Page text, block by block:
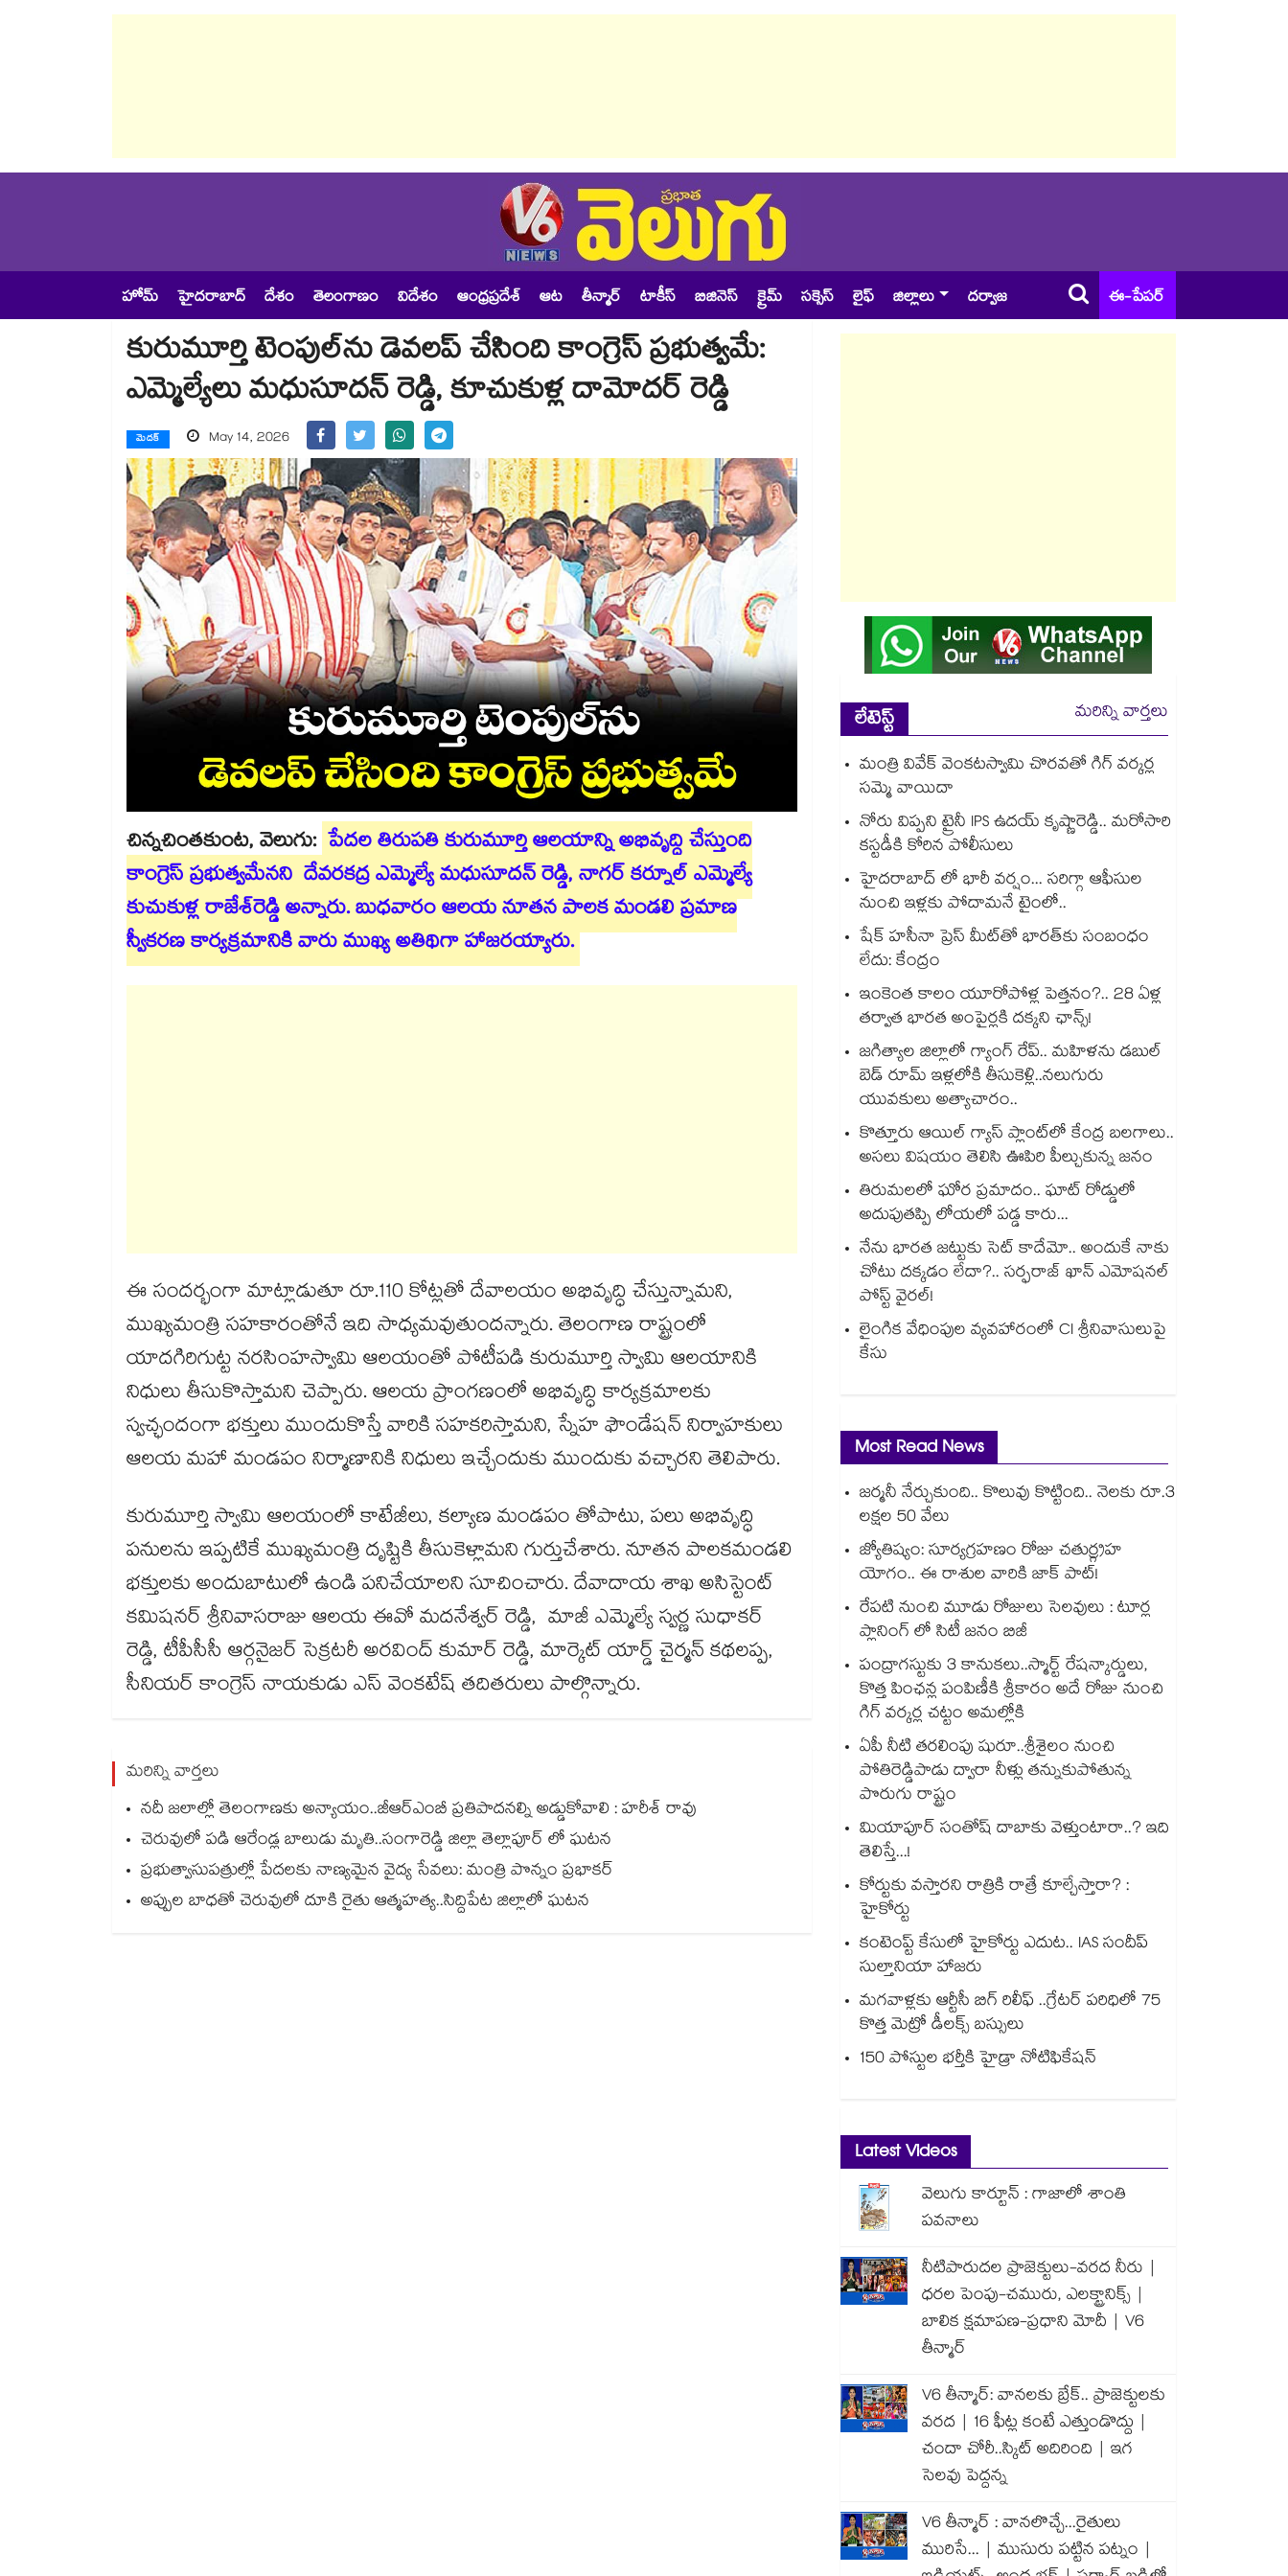
హోమ్ హైదరాబాద్ దేశం తెలంగాణం విదేశం ఆంధ్రప్రదేశ్ ఆట తీన్మార్ టాకీస్ బిజినెస్ క్రైమ్ సక్సెస్ లైఫ్ జిల్లాలు దర్వాజ ఈ-పేపర్
కురుమూర్తి టెంపుల్⁭ను డెవలప్ చేసింది కాంగ్రెస్ ప్రభుత్వమే:
ఎమ్మెల్యేలు మధుసూదన్ రెడ్డి, కూచుకుళ్ల దామోదర్ రెడ్డి
మెదక్ May 14, 2026
చిన్నచింతకుంట, వెలుగు: పేదల తిరుపతి కురుమూర్తి ఆలయాన్ని అభివృద్ధి చేస్తుంది
కాంగ్రెస్ ప్రభుత్వమేనని దేవరకద్ర ఎమ్మెల్యే మధుసూదన్ రెడ్డి, నాగర్ కర్నూల్ ఎమ్మెల్యే
కుచుకుళ్ల రాజేశ్​రెడ్డి అన్నారు. బుధవారం ఆలయ నూతన పాలక మండలి ప్రమాణ
స్వీకరణ కార్యక్రమానికి వారు ముఖ్య అతిథిగా హాజరయ్యారు.
ఈ సందర్భంగా మాట్లాడుతూ రూ.110 కోట్లతో దేవాలయం అభివృద్ధి చేస్తున్నామని,
ముఖ్యమంత్రి సహకారంతోనే ఇది సాధ్యమవుతుందన్నారు. తెలంగాణ రాష్ట్రంలో
యాదగిరిగుట్ట నరసింహస్వామి ఆలయంతో పోటీపడి కురుమూర్తి స్వామి ఆలయానికి
నిధులు తీసుకొస్తామని చెప్పారు. ఆలయ ప్రాంగణంలో అభివృద్ధి కార్యక్రమాలకు
స్వచ్ఛందంగా భక్తులు ముందుకొస్తే వారికి సహకరిస్తామని, స్నేహ ఫౌండేషన్ నిర్వాహకులు
ఆలయ మహా మండపం నిర్మాణానికి నిధులు ఇచ్చేందుకు ముందుకు వచ్చారని తెలిపారు.
కురుమూర్తి స్వామి ఆలయంలో కాటేజీలు, కల్యాణ మండపం తోపాటు, పలు అభివృద్ధి
పనులను ఇప్పటికే ముఖ్యమంత్రి దృష్టికి తీసుకెళ్లామని గుర్తుచేశారు. నూతన పాలకమండలి
భక్తులకు అందుబాటులో ఉండి పనిచేయాలని సూచించారు. దేవాదాయ శాఖ అసిస్టెంట్
కమిషనర్ శ్రీనివాసరాజు ఆలయ ఈవో మదనేశ్వర్ రెడ్డి, మాజీ ఎమ్మెల్యే స్వర్ణ సుధాకర్
రెడ్డి, టీపీసీసీ ఆర్గనైజర్ సెక్రటరీ అరవింద్ కుమార్ రెడ్డి, మార్కెట్ యార్డ్ చైర్మన్ కథలప్ప,
సీనియర్ కాంగ్రెస్ నాయకుడు ఎస్ వెంకటేష్ తదితరులు పాల్గొన్నారు.
మరిన్ని వార్తలు
నదీ జలాల్లో తెలంగాణకు అన్యాయం..జీఆర్ఎంబీ ప్రతిపాదనల్ని అడ్డుకోవాలి : హరీశ్ రావు
చెరువులో పడి ఆరేండ్ల బాలుడు మృతి..సంగారెడ్డి జిల్లా తెల్లాపూర్ లో ఘటన
ప్రభుత్వాసుపత్రుల్లో పేదలకు నాణ్యమైన వైద్య సేవలు: మంత్రి పొన్నం ప్రభాకర్
అప్పుల బాధతో చెరువులో దూకి రైతు ఆత్మహత్య..సిద్దిపేట జిల్లాలో ఘటన
లేటెస్ట్
మరిన్ని వార్తలు
మంత్రి వివేక్ వెంకటస్వామి చొరవతో గిగ్ వర్కర్ల
సమ్మె వాయిదా
నోరు విప్పని ట్రైనీ IPS ఉదయ్ కృష్ణారెడ్డి.. మరోసారి
కస్టడీకి కోరిన పోలీసులు
హైదరాబాద్ లో భారీ వర్షం... సరిగ్గా ఆఫీసుల
నుంచి ఇళ్లకు పోదామనే టైంలో..
షేక్ హసీనా ప్రెస్ మీట్‎తో భారత్‎కు సంబంధం
లేదు: కేంద్రం
ఇంకెంత కాలం యూరోపోళ్ల పెత్తనం?.. 28 ఏళ్ల
తర్వాత భారత అంపైర్లకి దక్కని ఛాన్స్!
జగిత్యాల జిల్లాలో గ్యాంగ్ రేప్.. మహిళను డబుల్
బెడ్ రూమ్ ఇళ్లలోకి తీసుకెళ్లి..నలుగురు
యువకులు అత్యాచారం..
కొత్తూరు ఆయిల్ గ్యాస్⁪ ప్లాంట్⁫లో కేంద్ర బలగాలు..
అసలు విషయం తెలిసి ఊపిరి పీల్చుకున్న జనం
తిరుమలలో ఘోర ప్రమాదం.. ఘాట్ రోడ్డులో
అదుపుతప్పి లోయలో పడ్డ కారు...
నేను భారత జట్టుకు సెట్ కాదేమో.. అందుకే నాకు
చోటు దక్కడం లేదా?.. సర్ఫరాజ్ ఖాన్ ఎమోషనల్
పోస్ట్ వైరల్!
లైంగిక వేధింపుల వ్యవహారంలో CI శ్రీనివాసులుపై
కేసు
Most Read News
జర్మనీ నేర్చుకుంది.. కొలువు కొట్టింది.. నెలకు రూ.3
లక్షల 50 వేలు
జ్యోతిష్యం: సూర్యగ్రహణం రోజు చతుర్గ్రహ
యోగం.. ఈ రాశుల వారికి జాక్ పాట్!
రేపటి నుంచి మూడు రోజులు సెలవులు : టూర్ల
ప్లానింగ్ లో సిటీ జనం బిజీ
పంద్రాగస్టుకు 3 కానుకలు..స్మార్ట్ రేషన్కార్డులు,
కొత్త పింఛన్ల పంపిణీకి శ్రీకారం అదే రోజు నుంచి
గిగ్ వర్కర్ల చట్టం అమల్లోకి
ఏపీ నీటి తరలింపు షురూ..శ్రీశైలం నుంచి
పోతిరెడ్డిపాడు ద్వారా నీళ్లు తన్నుకుపోతున్న
పొరుగు రాష్ట్రం
మియాపూర్ సంతోష్ దాబాకు వెళ్తుంటారా..? ఇది
తెలిస్తే...!
కోర్టుకు వస్తారని రాత్రికి రాత్రే కూల్చేస్తారా? :
హైకోర్టు
కంటెంప్ట్ కేసులో హైకోర్టు ఎదుట.. IAS సందీప్
సుల్తానియా హాజరు
మగవాళ్లకు ఆర్టీసీ బిగ్ రిలీఫ్ ..గ్రేటర్ పరిధిలో 75
కొత్త మెట్రో డీలక్స్ బస్సులు
150 పోస్టుల భర్తీకి హైడ్రా నోటిఫికేషన్
Latest Videos
వెలుగు కార్టూన్ : గాజాలో శాంతి
పవనాలు
నీటిపారుదల ప్రాజెక్టులు-వరద నీరు |
ధరల పెంపు-చమురు, ఎలక్ట్రానిక్స్ |
బాలిక క్షమాపణ-ప్రధాని మోదీ | V6
తీన్మార్
V6 తీన్మార్: వానలకు బ్రేక్.. ప్రాజెక్టులకు
వరద | 16 ఫీట్ల కంటే ఎత్తుండొద్దు |
చందా చోరీ..స్కిట్ అదిరింది | ఇగ
సెలవు పెద్దన్న
V6 తీన్మార్ : వానలొచ్చే...రైతులు
మురిసే... | ముసురు పట్టిన పట్నం |